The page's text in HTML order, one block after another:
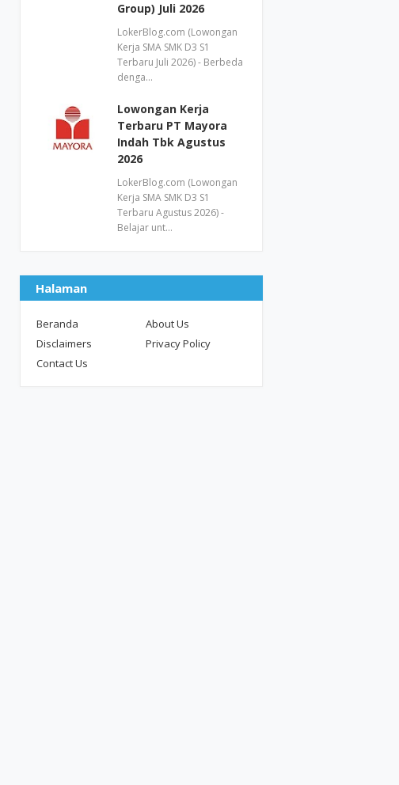
Group) Juli 2026
LokerBlog.com (Lowongan
Kerja SMA SMK D3 S1
Terbaru Juli 2026) - Berbeda
denga…
Lowongan Kerja
Terbaru PT Mayora
Indah Tbk Agustus
2026
LokerBlog.com (Lowongan
Kerja SMA SMK D3 S1
Terbaru Agustus 2026) -
Belajar unt…
Halaman
Beranda
About Us
Disclaimers
Privacy Policy
Contact Us